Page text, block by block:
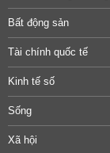
Bất động sản
Tài chính quốc tế
Kinh tế số
Sống
Xã hội